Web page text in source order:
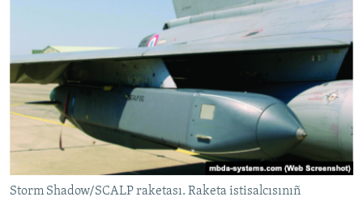
Storm Shadow/SCALP raketası. Raketa istisalcısınıñ